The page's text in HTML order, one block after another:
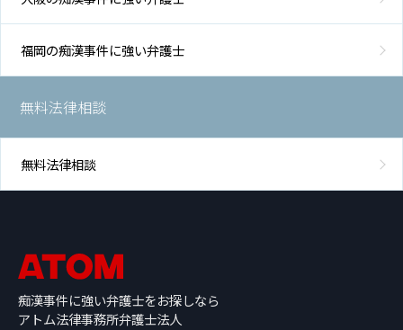
福岡の痴漢事件に強い弁護士
無料法律相談
無料法律相談
痴漢事件に強い弁護士をお探しなら
アトム法律事務所弁護士法人